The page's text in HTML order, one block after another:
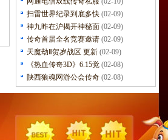
扫雷世界纪录到底多快 (02-09)
神九昨在沪揭开神秘面 (02-09)
传奇首届全名竞赛邀请 (02-09)
天魔劫Ⅱ贺岁战区 更新 (02-09)
《热血传奇3D》6.15觉 (02-08)
陕西狼魂网游公会传奇 (02-08)